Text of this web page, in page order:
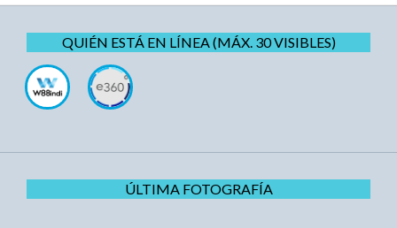
QUIÉN ESTÁ EN LÍNEA (MÁX. 30 VISIBLES)
ÚLTIMA FOTOGRAFÍA